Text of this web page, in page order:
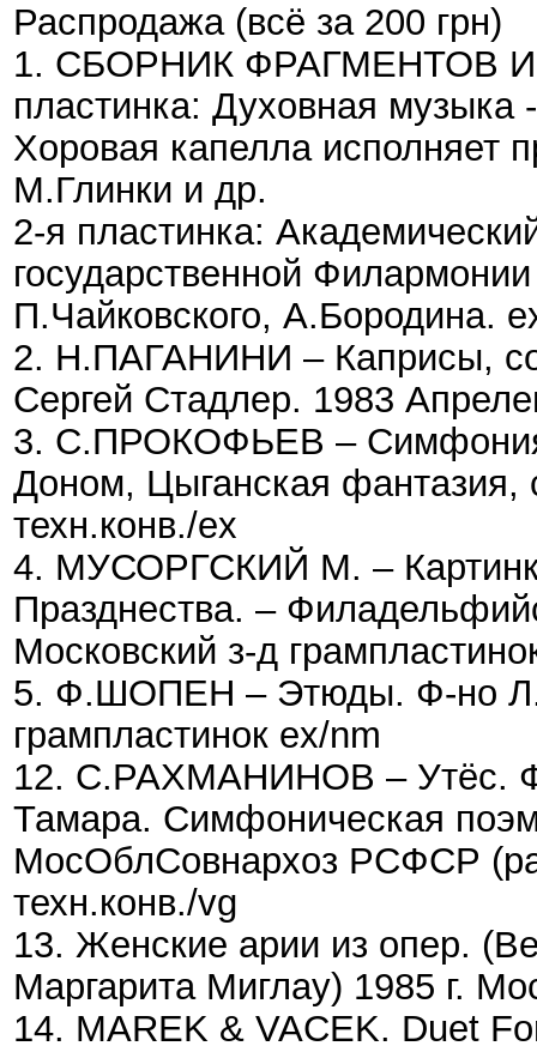
Распродажа (всё за 200 грн)
1. CБОРНИК ФРАГМЕНТОВ
пластинка: Духовная музыка
Хоровая капелла исполняет
М.Глинки и др.
2-я пластинка:
государственной
П.Чайковского, А.Бородина.
2. Н.ПАГАНИНИ – Каприсы,
Сергей Стадлер. 1983
3. С.ПРОКОФЬЕВ – Симфония
Доном, Цыганская фантазия,
техн.конв./ex
4. МУСОРГСКИЙ М. –
Празднества. –
Московский з-д
5. Ф.ШОПЕН – Этюды. Ф-но
грампластинок ex/nm
12. С.РАХМАНИНОВ – Утёс.
Тамара. Симфоническая
МосОблСовнархоз РСФСР
техн.конв./vg
13. Женские арии из опер.
Маргарита Миглау) 1985 г.
14. MAREK & VACEK. Duet